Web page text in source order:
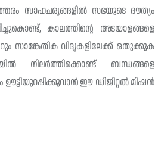
സാഹചര്യങ്ങളിൽ സഭയുടെ ദൗത്യം
കാലത്തിന്റെ അടയാളങ്ങളെ
സാങ്കേതിക വിദ്യകളിലേക്ക് ഒതുക്കുക
നിലർത്തിക്കൊണ്ട് ബന്ധങ്ങളെ
ഈ ഡിജിറ്റൽ മിഷൻ